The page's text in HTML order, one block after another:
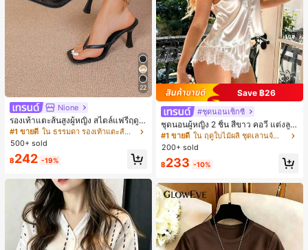
22
Nione
รองเท้าแตะส้นสูงผู้หญิง สไตล์แฟรี่ฤดูร้
อน ส้นบาง แบบคีบ แต่งสายคาดผม รอ
งเท้าแตะชายหาดสำหรับเที่ยวพักผ่อน
แฟชั่นสายไขว้ สำหรับเดทไนท์
#1 ขายดี
ใน ธรรมดา รองเท้าแตะส้นสูงผู้หญิง
500+ sold
฿242 -19%
Save ฿26
#ชุดนอนเซ็กซี่
ชุดนอนผู้หญิง 2 ชิ้น สีขาว คอวี แต่งลูก
ไม้แบบแพตช์เวิร์ก ชุดนอนใส่ในบ้าน
สำหรับเธอ
#1 ขายดี
ใน ฤดูใบไม้ผลิ ชุดเลานจ์สำหรับผู้หญิง
200+ sold
฿233 -10%